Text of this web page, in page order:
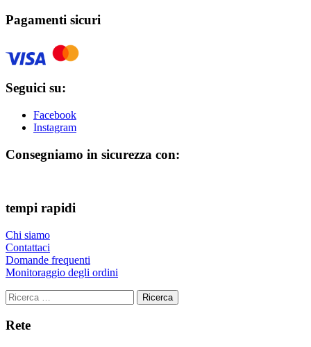
Pagamenti sicuri
Seguici su:
Facebook
Instagram
Consegniamo in sicurezza con:
tempi rapidi
Chi siamo
Contattaci
Domande frequenti
Monitoraggio degli ordini
Ricerca
Rete